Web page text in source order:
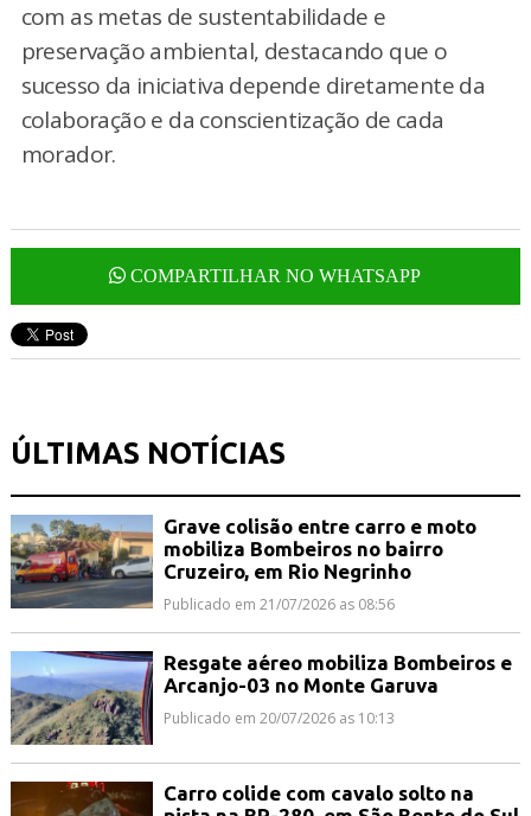
com as metas de sustentabilidade e
preservação ambiental, destacando que o
sucesso da iniciativa depende diretamente da
colaboração e da conscientização de cada
morador.
COMPARTILHAR NO WHATSAPP
ÚLTIMAS NOTÍCIAS
Grave colisão entre carro e moto
mobiliza Bombeiros no bairro
Cruzeiro, em Rio Negrinho
Publicado em 21/07/2026 as 08:56
Resgate aéreo mobiliza Bombeiros e
Arcanjo-03 no Monte Garuva
Publicado em 20/07/2026 as 10:13
Carro colide com cavalo solto na